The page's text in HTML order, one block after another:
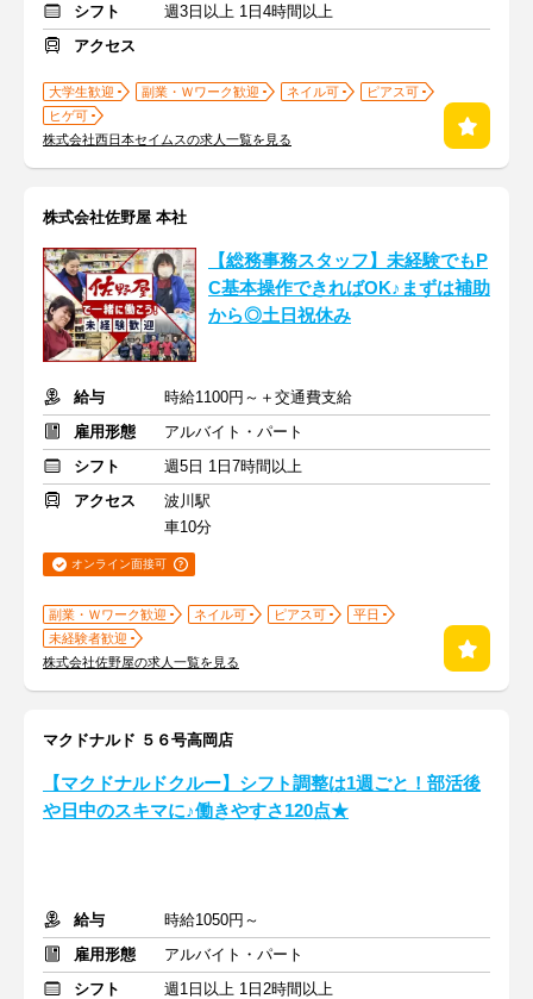
シフト
週3日以上 1日4時間以上
アクセス
大学生歓迎 副業・Ｗワーク歓迎 ネイル可
ピアス可
ヒゲ可
株式会社西日本セイムスの求人一覧を見る
株式会社佐野屋 本社
【総務事務スタッフ】未経験でもP
C基本操作できればOK♪まずは補助
から◎土日祝休み
給与
時給1100円～＋交通費支給
雇用形態
アルバイト・パート
シフト
週5日 1日7時間以上
アクセス
波川駅
車10分
オンライン面接可
副業・Ｗワーク歓迎 ネイル可 ピアス可
平日
未経験者歓迎
株式会社佐野屋の求人一覧を見る
マクドナルド ５６号高岡店
【マクドナルドクルー】シフト調整は1週ごと！部活後
や日中のスキマに♪働きやすさ120点★
給与
時給1050円～
雇用形態
アルバイト・パート
シフト
週1日以上 1日2時間以上